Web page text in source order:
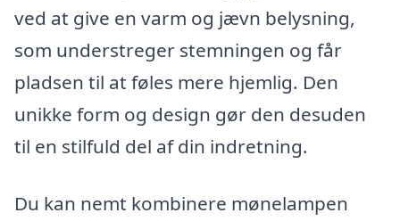
ved at give en varm og jævn belysning,
som understreger stemningen og får
pladsen til at føles mere hjemlig. Den
unikke form og design gør den desuden
til en stilfuld del af din indretning.
Du kan nemt kombinere mønelampen